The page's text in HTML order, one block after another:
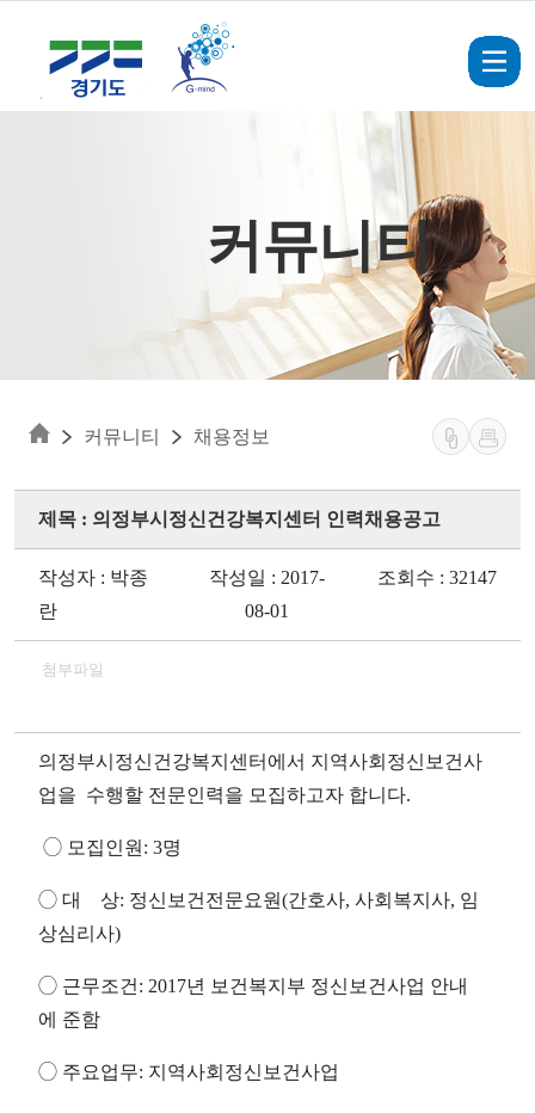
커뮤니티
커뮤니티 채용정보
제목 : 의정부시정신건강복지센터 인력채용공고
작성자 : 박종
란
작성일 : 2017-
08-01
조회수 : 32147
첨부파일
의정부시정신건강복지센터에서 지역사회정신보건사
업을 수행할 전문인력을 모집하고자 합니다.
◯ 모집인원 : 3명
◯ 대 상: 정신보건전문요원(간호사, 사회복지사, 임
상심리사)
◯ 근무조건 : 2017년 보건복지부 정신보건사업 안내
에 준함
◯ 주요업무: 지역사회정신보건사업